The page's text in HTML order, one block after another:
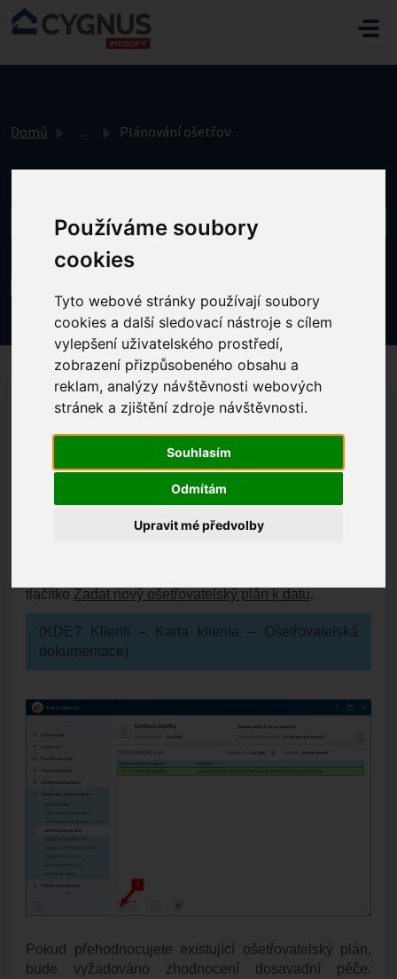
Používáme soubory
cookies
Tyto webové stránky používají soubory
cookies a další sledovací nástroje s cílem
vylepšení uživatelského prostředí,
zobrazení přizpůsobeného obsahu a
reklam, analýzy návštěvnosti webových
stránek a zjištění zdroje návštěvnosti.
Souhlasím
Odmítám
Upravit mé předvolby
Přeskočit na hlavní obsah
Domů ... Plánování ošetřovatelské péče
Změněno dne Út, 18 Listopad, 2025 v 7:50 DOPOLEDNE
OBSAH
Jak vytvořit/přehodnotit ošetřovatelský plán
Jak opravit čas nebo obsah hodnocení
ošetřovatelského plánu
Jak vytvořit/přehodnotit ošetřovatelský plán
tlačítko Zadat nový ošetřovatelský plán k datu.
(KDE? Klienti – Karta klienta – Ošetřovatelská
dokumentace)
Pokud přehodnocujete existující ošetřovatelský plán,
bude vyžadováno zhodnocení dosavadní péče.